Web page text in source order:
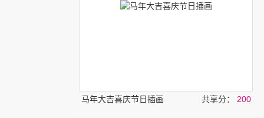
马年大吉喜庆节日插画 共享分： 200